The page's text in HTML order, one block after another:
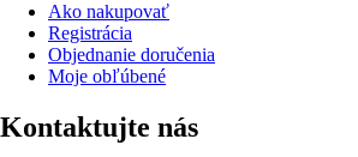
Ako nakupovať
Registrácia
Objednanie doručenia
Moje obľúbené
Kontaktujte nás